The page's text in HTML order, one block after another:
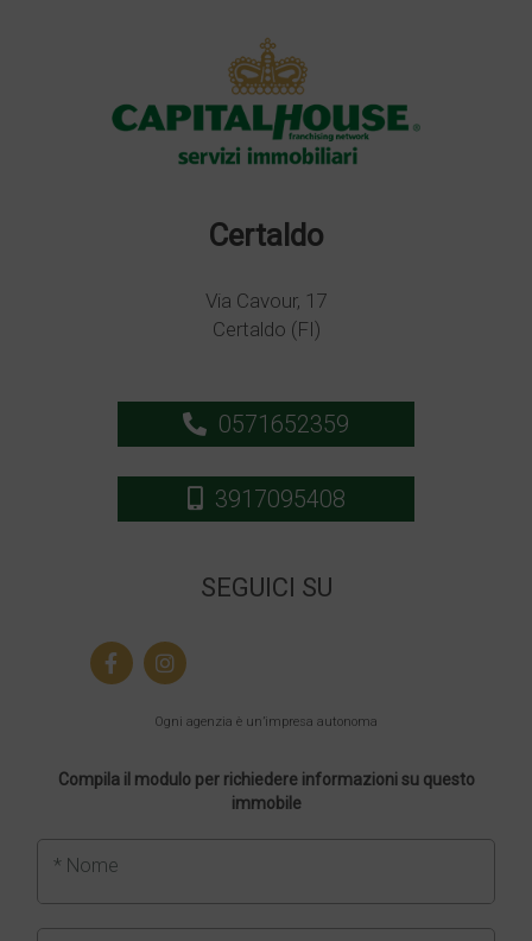
Certaldo
Via Cavour, 17
Certaldo (FI)
0571652359
3917095408
SEGUICI SU
Ogni agenzia è un’impresa autonoma
Compila il modulo per richiedere informazioni su questo
immobile
* Nome